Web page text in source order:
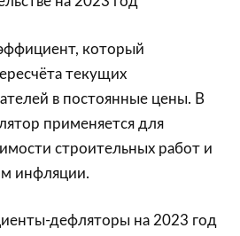
который
текущих
в постоянные цены. В
применяется для
строительных работ и
инфляции.
дефляторы на 2023 год